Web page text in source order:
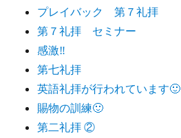
プレイバック 第７礼拝
第７礼拝 セミナー
感激‼️
第七礼拝
英語礼拝が行われています🙂
賜物の訓練🙂
第二礼拝 ②